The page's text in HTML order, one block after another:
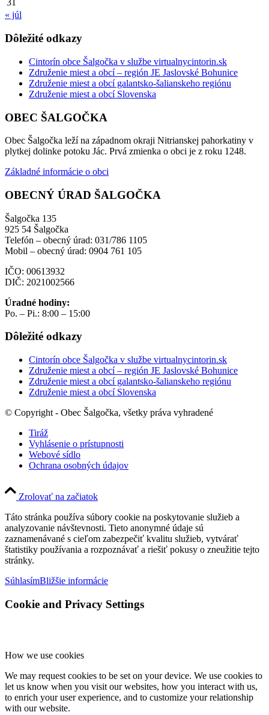
31
« júl
Dôležité odkazy
Cintorín obce Šalgočka v službe virtualnycintorin.sk
Združenie miest a obcí – región JE Jaslovské Bohunice
Združenie miest a obcí galantsko-šalianskeho regiónu
Združenie miest a obcí Slovenska
OBEC ŠALGOČKA
Obec Šalgočka leží na západnom okraji Nitrianskej pahorkatiny v
plytkej dolinke potoku Jác. Prvá zmienka o obci je z roku 1248.
Základné informácie o obci
OBECNÝ ÚRAD ŠALGOČKA
Šalgočka 135
925 54 Šalgočka
Telefón – obecný úrad: 031/786 1105
Mobil – obecný úrad: 0904 761 105
IČO: 00613932
DIČ: 2021002566
Úradné hodiny:
Po. – Pi.: 8:00 – 15:00
Dôležité odkazy
Cintorín obce Šalgočka v službe virtualnycintorin.sk
Združenie miest a obcí – región JE Jaslovské Bohunice
Združenie miest a obcí galantsko-šalianskeho regiónu
Združenie miest a obcí Slovenska
© Copyright - Obec Šalgočka, všetky práva vyhradené
Tiráž
Vyhlásenie o prístupnosti
Webové sídlo
Ochrana osobných údajov
Zrolovať na začiatok
Táto stránka používa súbory cookie na poskytovanie služieb a
analyzovanie návštevnosti. Tieto anonymné údaje sú
zaznamenávané s cieľom zabezpečiť kvalitu služieb, vytvárať
štatistiky používania a rozpoznávať a riešiť pokusy o zneužitie tejto
stránky.
SúhlasímBližšie informácie
Cookie and Privacy Settings
How we use cookies
We may request cookies to be set on your device. We use cookies to
let us know when you visit our websites, how you interact with us,
to enrich your user experience, and to customize your relationship
with our website.